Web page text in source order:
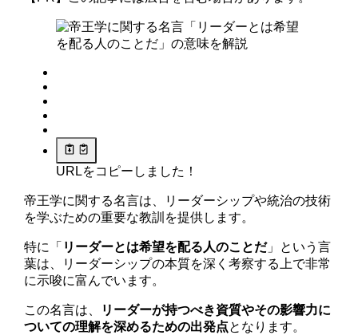
URLをコピーしました！
帝王学に関する名言は、リーダーシップや統治の技術
を学ぶための重要な教訓を提供します。
特に「 リーダーとは希望を配る人のことだ」という言
葉は、リーダーシップの本質を深く考察する上で非常
に示唆に富んでいます。
この名言は、
リーダーが持つべき資質やその影響力に
ついての理解を深めるための出発点となります。